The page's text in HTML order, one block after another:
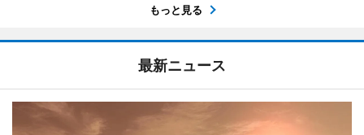
もっと見る
最新ニュース